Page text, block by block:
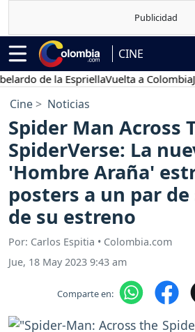
CINE
de la EspriellaVuelta a Colombia
Cine Noticias
Spider Man Across
SpiderVerse: La
'Hombre Araña'
posters a un par de
de su estreno
Por: Carlos Espitia • Colombia.com
Jue, 18 May 2023 9:43 am
Comparte en: